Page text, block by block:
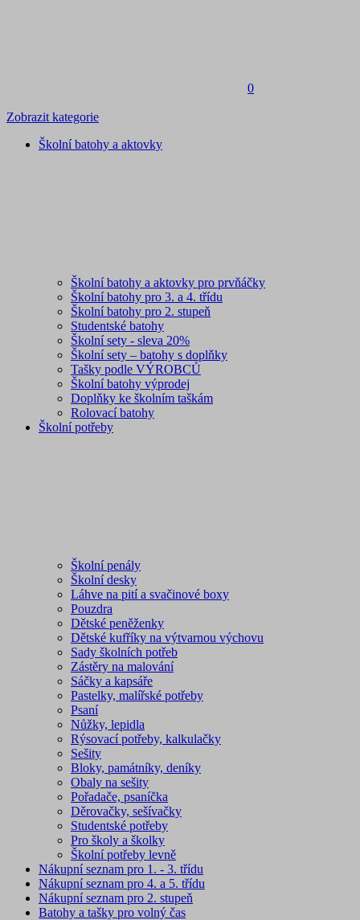
0
Zobrazit kategorie
Školní batohy a aktovky
Školní batohy a aktovky pro prvňáčky
Školní batohy pro 3. a 4. třídu
Školní batohy pro 2. stupeň
Studentské batohy
Školní sety - sleva 20%
Školní sety – batohy s doplňky
Tašky podle VÝROBCŮ
Školní batohy výprodej
Doplňky ke školním taškám
Rolovací batohy
Školní potřeby
Školní penály
Školní desky
Láhve na pití a svačinové boxy
Pouzdra
Dětské peněženky
Dětské kufříky na výtvarnou výchovu
Sady školních potřeb
Zástěry na malování
Sáčky a kapsáře
Pastelky, malířské potřeby
Psaní
Nůžky, lepidla
Rýsovací potřeby, kalkulačky
Sešity
Bloky, památníky, deníky
Obaly na sešity
Pořadače, psaníčka
Děrovačky, sešívačky
Studentské potřeby
Pro školy a školky
Školní potřeby levně
Nákupní seznam pro 1. - 3. třídu
Nákupní seznam pro 4. a 5. třídu
Nákupní seznam pro 2. stupeň
Batohy a tašky pro volný čas